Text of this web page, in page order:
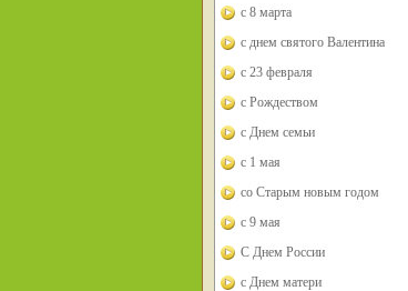
с 8 марта
с днем святого Валентина
с 23 февраля
с Рождеством
с Днем семьи
с 1 мая
со Старым новым годом
с 9 мая
С Днем России
с Днем матери